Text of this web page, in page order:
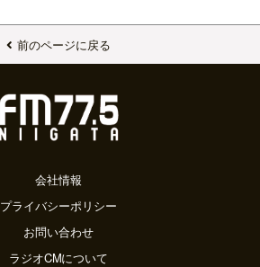
前のページに戻る
会社情報
プライバシーポリシー
お問い合わせ
ラジオCMについて